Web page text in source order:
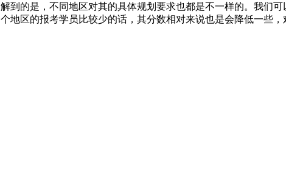
的是，不同地区对其的具体规划要求也都是不一样的。我们可
区的报考学员比较少的话，其分数相对来说也是会降低一些，